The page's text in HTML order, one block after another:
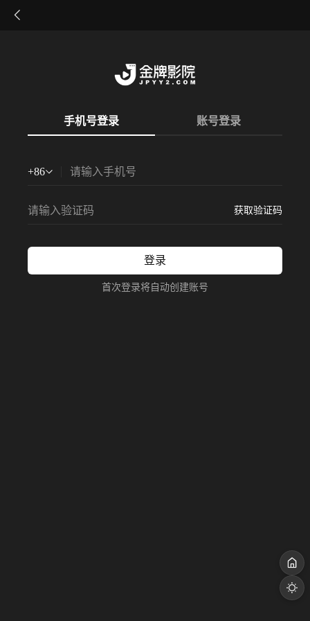
手机号登录 账号登录
+86
获取验证码
登录
首次登录将自动创建账号